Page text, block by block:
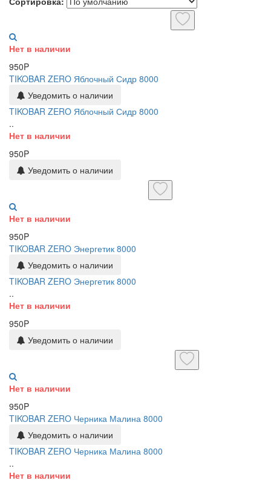
Нет в наличии
950P
TIKOBAR ZERO Яблочный Сидр 8000
Уведомить о наличии
TIKOBAR ZERO Яблочный Сидр 8000
..
Нет в наличии
950P
Уведомить о наличии
Нет в наличии
950P
TIKOBAR ZERO Энергетик 8000
Уведомить о наличии
TIKOBAR ZERO Энергетик 8000
..
Нет в наличии
950P
Уведомить о наличии
Нет в наличии
950P
TIKOBAR ZERO Черника Малина 8000
Уведомить о наличии
TIKOBAR ZERO Черника Малина 8000
..
Нет в наличии